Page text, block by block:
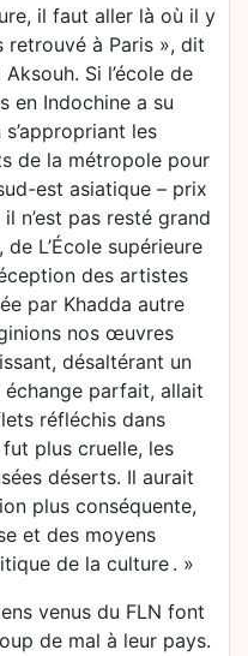
il faut aller là où il y
retrouvé à Paris », dit
Si l’école de
en Indochine a su
les
de la métropole pour
est asiatique – prix
n’est pas resté grand
L’École supérieure
des artistes
par Khadda autre
nos œuvres
désaltérant un
parfait, allait
réfléchis dans
fut plus cruelle, les
déserts. Il aurait
plus conséquente,
et des moyens
de la culture . »
venus du FLN font
de mal à leur pays.